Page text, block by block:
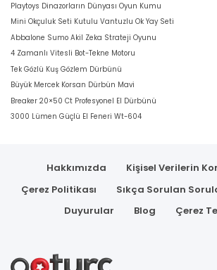
Playtoys Dinazorların Dünyası Oyun Kumu
Mini Okçuluk Seti Kutulu Vantuzlu Ok Yay Seti
Abbalone Sumo Akil Zeka Strateji Oyunu
4 Zamanlı Vitesli Bot-Tekne Motoru
Tek Gözlü Kuş Gözlem Dürbünü
Büyük Mercek Korsan Dürbün Mavi
Breaker 20×50 Ct Profesyonel El Dürbünü
3000 Lümen Güçlü El Feneri Wt-604
Hakkımızda
Kişisel Verilerin
Çerez Politikası
Sıkça Sorulan
Duyurular
Blog Çerez